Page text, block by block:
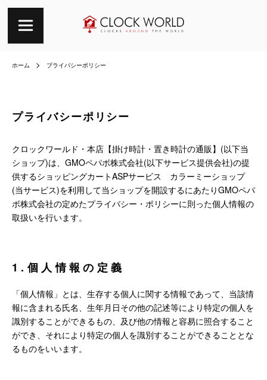
ホーム プライバシーポリシー
プライバシーポリシー
クロックワールド・本店【掛け時計・置き時計の通販】(以下当
ショップ)は、 GMOペパボ株式会社(以下サービス提供会社)の提
供するショッピングカートASPサービス カラーミーショップ
(当サービス)を利用して当ショップを開設するにあたりGMOペパ
ボ株式会社の定めたプライバシー・ポリシーに則った個人情報の
取扱いを行います。
1.個人情報の定義
「個人情報」とは、生存する個人に関する情報であって、当該情
報に含まれる氏名、生年月日その他の記述等により特定の個人を
識別することができるもの、及び他の情報と容易に照合すること
ができ、それにより特定の個人を識別することができることとな
るものをいいます。